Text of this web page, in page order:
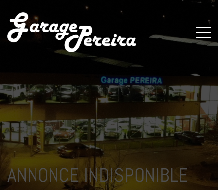
ANNONCE INDISPONIBLE
Paramètres avancés des cookies